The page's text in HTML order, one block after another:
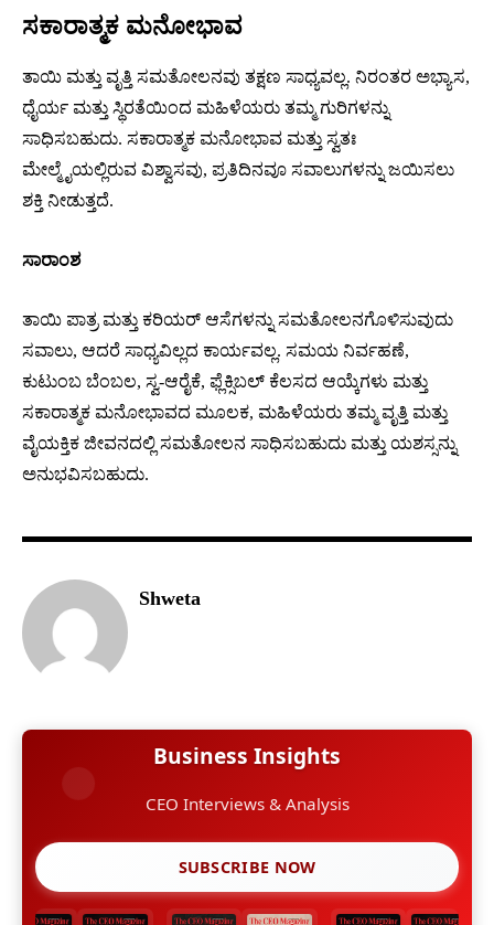
ಸಕಾರಾತ್ಮಕ ಮನೋಭಾವ
ತಾಯಿ ಮತ್ತು ವೃತ್ತಿ ಸಮತೋಲನವು ತಕ್ಷಣ ಸಾಧ್ಯವಲ್ಲ. ನಿರಂತರ ಅಭ್ಯಾಸ,
ಧೈರ್ಯ ಮತ್ತು ಸ್ಥಿರತೆಯಿಂದ ಮಹಿಳೆಯರು ತಮ್ಮ ಗುರಿಗಳನ್ನು
ಸಾಧಿಸಬಹುದು. ಸಕಾರಾತ್ಮಕ ಮನೋಭಾವ ಮತ್ತು ಸ್ವತಃ
ಮೇಲ್ಮೈಯಲ್ಲಿರುವ ವಿಶ್ವಾಸವು, ಪ್ರತಿದಿನವೂ ಸವಾಲುಗಳನ್ನು ಜಯಿಸಲು
ಶಕ್ತಿ ನೀಡುತ್ತದೆ.
ಸಾರಾಂಶ
ತಾಯಿ ಪಾತ್ರ ಮತ್ತು ಕರಿಯರ್ ಆಸೆಗಳನ್ನು ಸಮತೋಲನಗೊಳಿಸುವುದು
ಸವಾಲು, ಆದರೆ ಸಾಧ್ಯವಿಲ್ಲದ ಕಾರ್ಯವಲ್ಲ. ಸಮಯ ನಿರ್ವಹಣೆ,
ಕುಟುಂಬ ಬೆಂಬಲ, ಸ್ವ-ಆರೈಕೆ, ಫ್ಲೆಕ್ಸಿಬಲ್ ಕೆಲಸದ ಆಯ್ಕೆಗಳು ಮತ್ತು
ಸಕಾರಾತ್ಮಕ ಮನೋಭಾವದ ಮೂಲಕ, ಮಹಿಳೆಯರು ತಮ್ಮ ವೃತ್ತಿ ಮತ್ತು
ವೈಯಕ್ತಿಕ ಜೀವನದಲ್ಲಿ ಸಮತೋಲನ ಸಾಧಿಸಬಹುದು ಮತ್ತು ಯಶಸ್ಸನ್ನು
ಅನುಭವಿಸಬಹುದು.
Shweta
Business Insights
CEO Interviews & Analysis
SUBSCRIBE NOW